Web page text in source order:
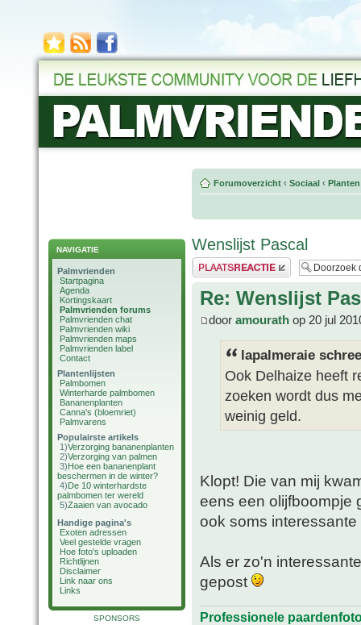
NAVIGATIE
Palmvrienden
Startpagina
Agenda
Kortingskaart
Palmvrienden forums
Palmvrienden chat
Palmvrienden wiki
Palmvrienden maps
Palmvrienden label
Contact
Plantenlijsten
Palmbomen
Winterharde palmbomen
Bananenplanten
Canna's (bloemriet)
Palmvarens
Populairste artikels
1)Verzorging bananenplanten
2)Verzorging van palmen
3)Hoe een bananenplant
beschermen in de winter?
4)De 10 winterhardste
palmbomen ter wereld
5)Zaaien van avocado
Handige pagina's
Exoten adressen
Veel gestelde vragen
Hoe foto's uploaden
Richtlijnen
Disclaimer
Link naar ons
Links
SPONSORS
Forumoverzicht ‹ Sociaal ‹
Wenslijst Pascal
Plaats een reactie
Re: Wenslijst
door amourath op 20 jul
lapalmeraie
Ook Delhaize heeft
zoeken wordt dus
weinig geld.
Klopt! Die van mij
eens een olijfboompje
ook soms interessante
Als er zo'n
gepost
Professionele